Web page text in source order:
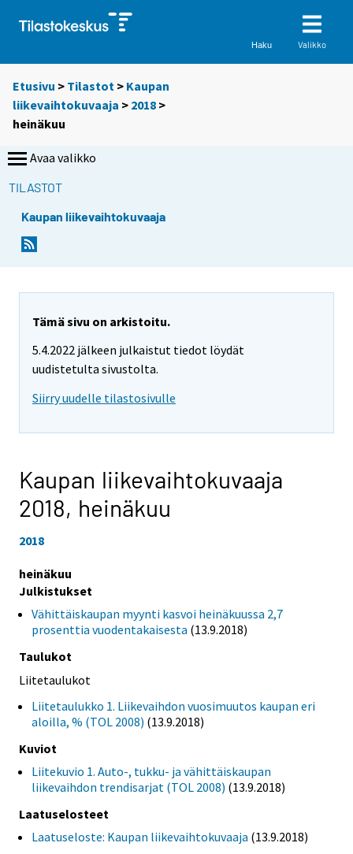
Haku Valikko
Etusivu > Tilastot > Kaupan
liikevaihtokuvaaja > 2018 >
heinäkuu
Avaa valikko
TILASTOT
Kaupan liikevaihtokuvaaja
Tämä sivu on arkistoitu.
5.4.2022 jälkeen julkaistut tiedot löydät
uudistetulta sivustolta.
Siirry uudelle tilastosivulle
Kaupan liikevaihtokuvaaja
2018, heinäkuu
2018
heinäkuu
Julkistukset
Vähittäiskaupan myynti kasvoi heinäkuussa 2,7
prosenttia vuodentakaisesta (13.9.2018)
Taulukot
Liitetaulukot
Liitetaulukko 1. Liikevaihdon vuosimuutos kaupan eri
aloilla, % (TOL 2008) (13.9.2018)
Kuviot
Liitekuvio 1. Auto-, tukku- ja vähittäiskaupan
liikevaihdon trendisarjat (TOL 2008) (13.9.2018)
Laatuselosteet
Laatuseloste: Kaupan liikevaihtokuvaaja (13.9.2018)